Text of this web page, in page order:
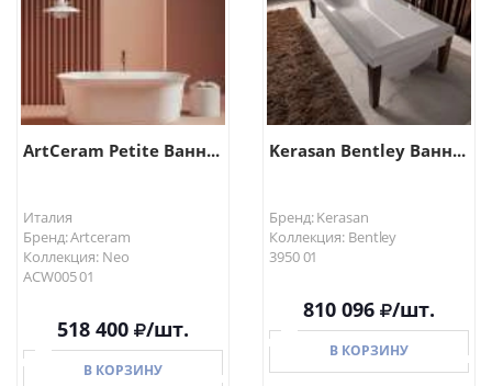
ArtCeram Petite Ванн...
Италия
Бренд: Artceram
Коллекция: Neo
ACW005 01
518 400 /шт.
В КОРЗИНУ
Kerasan Bentley Ванн...
Бренд: Kerasan
Коллекция: Bentley
3950 01
810 096 /шт.
В КОРЗИНУ